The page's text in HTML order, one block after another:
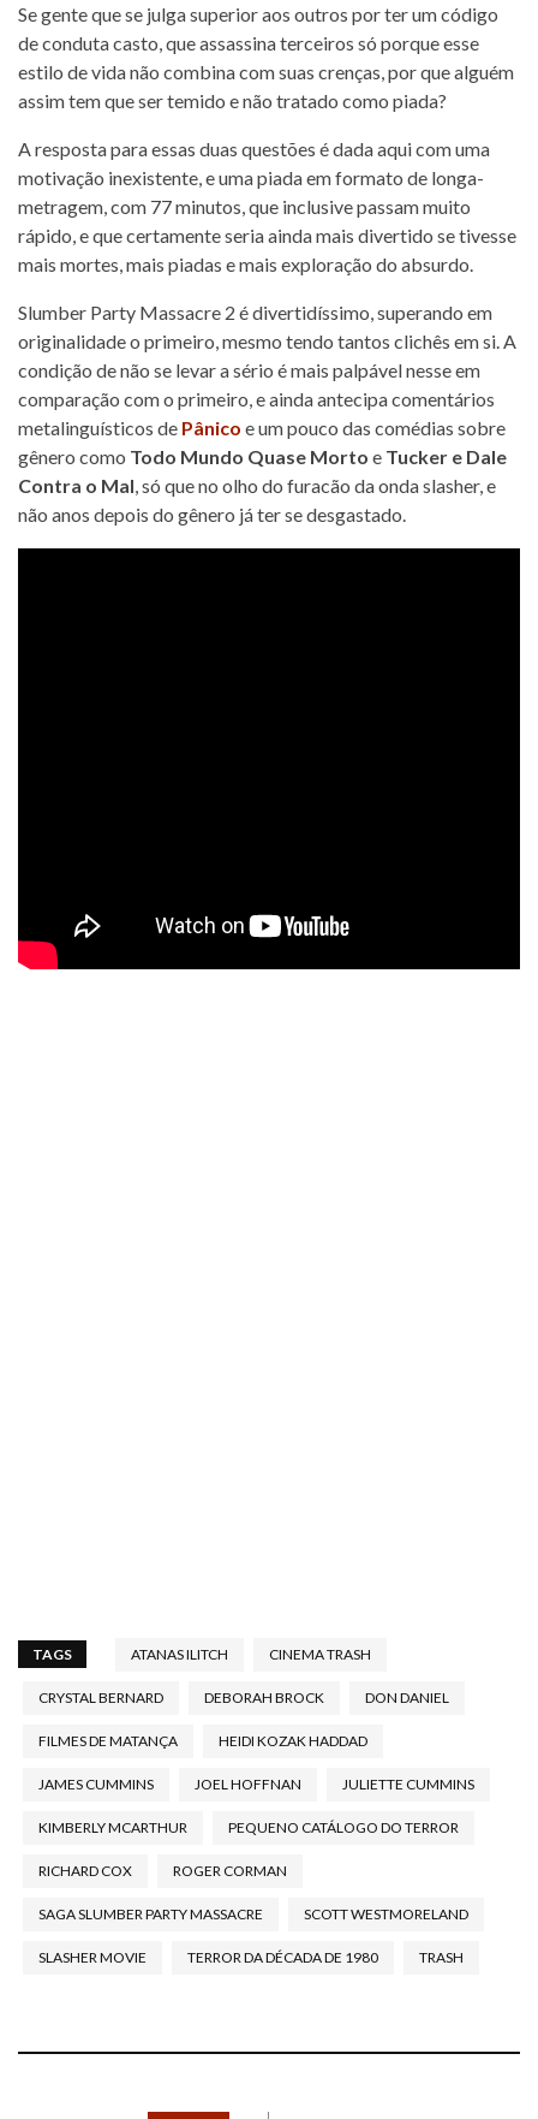
Se gente que se julga superior aos outros por ter um código
de conduta casto, que assassina terceiros só porque esse
estilo de vida não combina com suas crenças, por que alguém
assim tem que ser temido e não tratado como piada?
A resposta para essas duas questões é dada aqui com uma
motivação inexistente, e uma piada em formato de longa-
metragem, com 77 minutos, que inclusive passam muito
rápido, e que certamente seria ainda mais divertido se tivesse
mais mortes, mais piadas e mais exploração do absurdo.
Slumber Party Massacre 2 é divertidíssimo, superando em
originalidade o primeiro, mesmo tendo tantos clichês em si. A
condição de não se levar a sério é mais palpável nesse em
comparação com o primeiro, e ainda antecipa comentários
metalinguísticos de Pânico e um pouco das comédias sobre
gênero como Todo Mundo Quase Morto e Tucker e Dale
Contra o Mal , só que no olho do furacão da onda slasher, e
não anos depois do gênero já ter se desgastado.
TAGS ATANAS ILITCH CINEMA TRASH
CRYSTAL BERNARD DEBORAH BROCK DON DANIEL
FILMES DE MATANÇA HEIDI KOZAK HADDAD
JAMES CUMMINS JOEL HOFFNAN JULIETTE CUMMINS
KIMBERLY MCARTHUR PEQUENO CATÁLOGO DO TERROR
RICHARD COX ROGER CORMAN
SAGA SLUMBER PARTY MASSACRE SCOTT WESTMORELAND
SLASHER MOVIE TERROR DA DÉCADA DE 1980 TRASH